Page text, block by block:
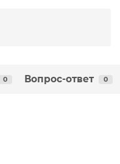
0 Вопрос-ответ 0